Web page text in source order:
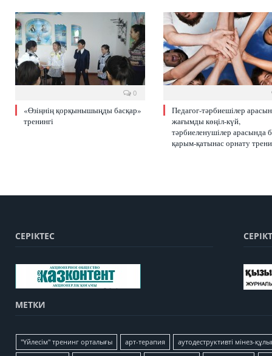
0
«Өзіңнің қорқынышыңды басқар»
тренингі
Педагог-тәрбиешілер
жағымды көңіл-күй,
тәрбиеленушілер арасында
қарым-қатынас орнату
СЕРІКТЕС
МЕТКИ
"Үйлесім" тренинг орталығы арт-терапия аутодеструктивті мінез-